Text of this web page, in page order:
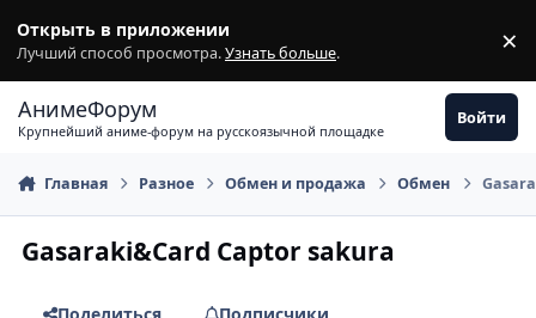
Открыть в приложении
Лучший способ просмотра.Узнать больше. ×
АнимеФорум
Крупнейший аниме-форум на русскоязычной площадке
Войти
Главная Разное Обмен и продажа Обмен
Gasaraki&Card Captor sakura